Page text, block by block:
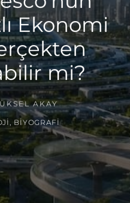
Ekonomi
mi?
AKAY
BIYOGRAFI